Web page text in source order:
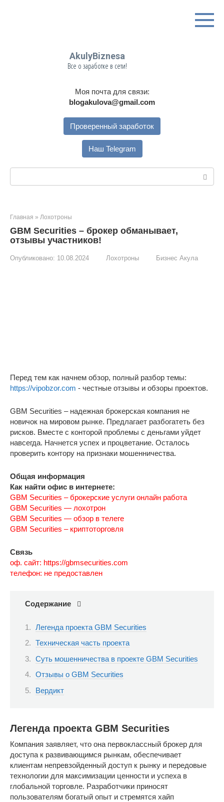
AkulyBiznesa
Все о заработке в сети!
Моя почта для связи:
blogakulova@gmail.com
Проверенный заработок
Наш Telegram
Главная » Лохотроны
GBM Securities – брокер обманывает,
отзывы участников!
Опубликовано: 10.08.2024 Лохотроны Бизнес Акула
Перед тем как начнем обзор, полный разбор темы:
https://vipobzor.com - честные отзывы и обзоры проектов.
GBM Securities – надежная брокерская компания не
новичок на мировом рынке. Предлагает разбогатеть без
рисков. Вместе с конторой проблемы с деньгами уйдет
навсегда. Начнется успех и процветание. Осталось
проверить контору на признаки мошенничества.
Общая информация
Как найти офис в интернете:
GBM Securities – брокерские услуги онлайн работа
GBM Securities — лохотрон
GBM Securities — обзор в телеге
GBM Securities – криптоторговля
Связь
оф. сайт: https://gbmsecurities.com
телефон: не предоставлен
Содержание
Легенда проекта GBM Securities
Техническая часть проекта
Суть мошенничества в проекте GBM Securities
Отзывы о GBM Securities
Вердикт
Легенда проекта GBM Securities
Компания заявляет, что она первоклассный брокер для
доступа к развивающимся рынкам, обеспечивает
клиентам непревзойденный доступ к рынку и передовые
технологии для максимизации ценности и успеха в
глобальной торговле. Разработчики приносят
пользователям богатый опыт и стремятся хайп